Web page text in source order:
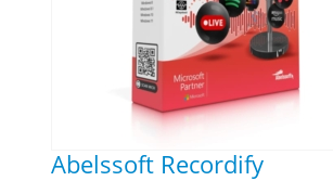
Abelssoft Recordify